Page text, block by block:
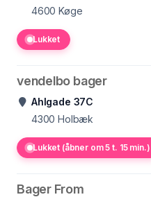
4600 Køge
Lukket
vendelbo bager
Ahlgade 37C
4300 Holbæk
Lukket (åbner om 5 t. 15 min.)
Bager From